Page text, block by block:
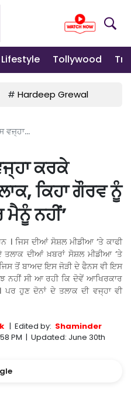
Lifestyle Tollywood
# Hardeep Grewal
ਵਜ੍ਹਾ...
ਕਰਕੇ
ਕਿਹਾ ਗੌਰਵ ਨੂੰ
ਮੈਨੂੰ ਨਹੀਂ’
। ਜਿਸ ਦੀਆਂ ਸੋਸ਼ਲ ਮੀਡੀਆ ‘ਤੇ ਕਾਫੀ
ਦੀਆਂ ਖ਼ਬਰਾਂ ਸੋਸ਼ਲ ਮੀਡੀਆ ‘ਤੇ
ਤੋਂ ਬਾਅਦ ਇਸ ਜੋੜੀ ਦੇ ਫੈਨਸ ਵੀ ਇਸ
ਨਹੀਂ ਸੀ ਆ ਰਹੀ ਕਿ ਦੋਵੇਂ ਆਖਿਰਕਾਰ
ਹੁਣ ਦੋਨਾਂ ਦੇ ਤਲਾਕ ਦੀ ਵਜ੍ਹਾ ਵੀ
| Edited by: Shaminder
PM | Updated: June 30th